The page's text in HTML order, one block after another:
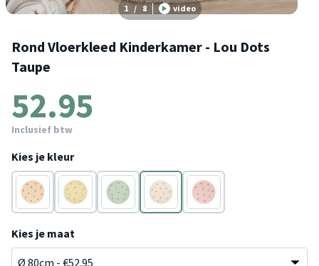
1 / 8 video
Rond Vloerkleed Kinderkamer - Lou Dots
Taupe
52.95
Inclusief btw
Kies je kleur
TerracottaGeel Groen Taupe
Paars
Kies je maat